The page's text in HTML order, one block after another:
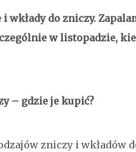
wkłady do zniczy.
w listopadzie,
– gdzie je kupić?
zniczy i wkładów